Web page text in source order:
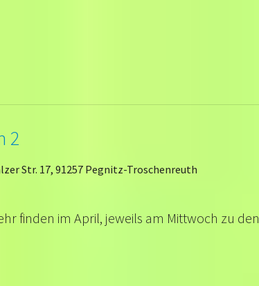
2
Str. 17, 91257 Pegnitz-Troschenreuth
finden im April, jeweils am Mittwoch zu den